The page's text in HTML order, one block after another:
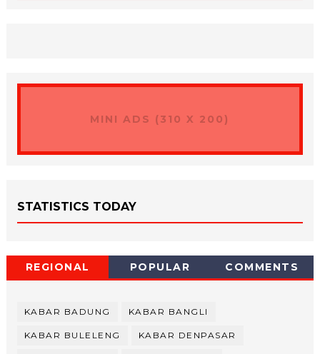
MINI ADS (310 X 200)
STATISTICS TODAY
REGIONAL POPULAR COMMENTS
KABAR BADUNG KABAR BANGLI
KABAR BULELENG KABAR DENPASAR